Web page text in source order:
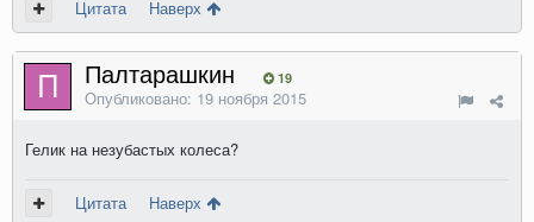
Цитата Наверх
Палтарашкин 19
Опубликовано: 19 ноября 2015
Гелик на незубастых колеса?
Цитата Наверх